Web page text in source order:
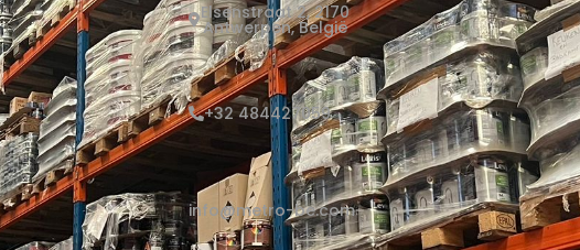
Elsenstraat 2, 2170
Antwerpen, België
+32 484427059
info@metro-be.com